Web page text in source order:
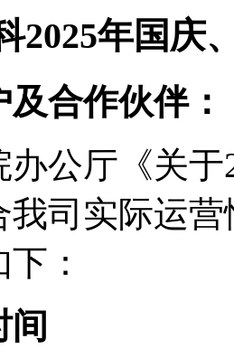
2025年国庆
合作伙伴：
办公厅《关于
我司实际运
：
间